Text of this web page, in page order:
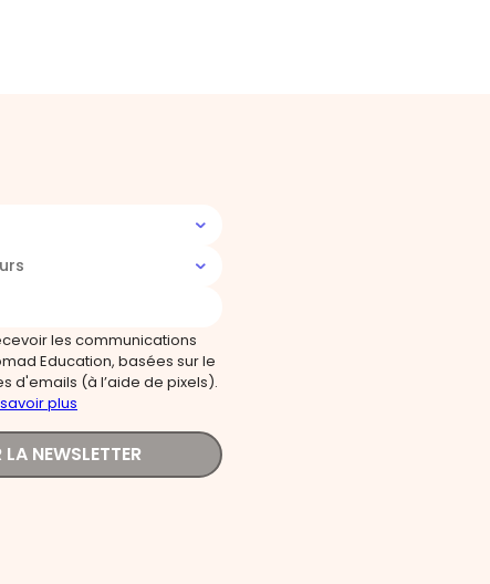
les communications
Education, basées sur le
d'emails (à l’aide de pixels).
plus
LA NEWSLETTER